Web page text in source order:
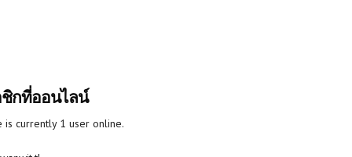
กที่ออนไลน์
is currently 1 user online.